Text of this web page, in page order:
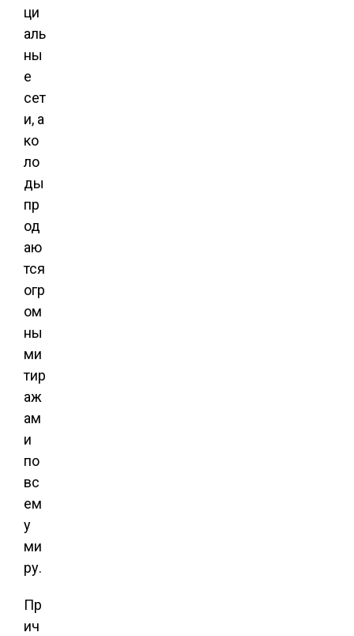
ци
аль
ны
е
сет
и, а
ко
ло
ды
пр
од
аю
тся
огр
ом
ны
ми
тир
аж
ам
и
по
вс
ем
у
ми
ру.
Пр
ич